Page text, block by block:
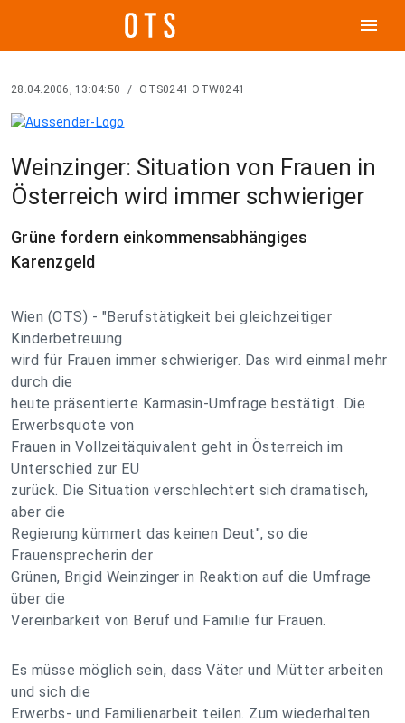
menu
28.04.2006, 13:04:50 / OTS0241 OTW0241
Weinzinger: Situation von Frauen in
Österreich wird immer schwieriger
Grüne fordern einkommensabhängiges
Karenzgeld
Wien (OTS) - "Berufstätigkeit bei gleichzeitiger
Kinderbetreuung
wird für Frauen immer schwieriger. Das wird einmal mehr
durch die
heute präsentierte Karmasin-Umfrage bestätigt. Die
Erwerbsquote von
Frauen in Vollzeitäquivalent geht in Österreich im
Unterschied zur EU
zurück. Die Situation verschlechtert sich dramatisch,
aber die
Regierung kümmert das keinen Deut", so die
Frauensprecherin der
Grünen, Brigid Weinzinger in Reaktion auf die Umfrage
über die
Vereinbarkeit von Beruf und Familie für Frauen.
Es müsse möglich sein, dass Väter und Mütter arbeiten
und sich die
Erwerbs- und Familienarbeit teilen. Zum wiederhalten